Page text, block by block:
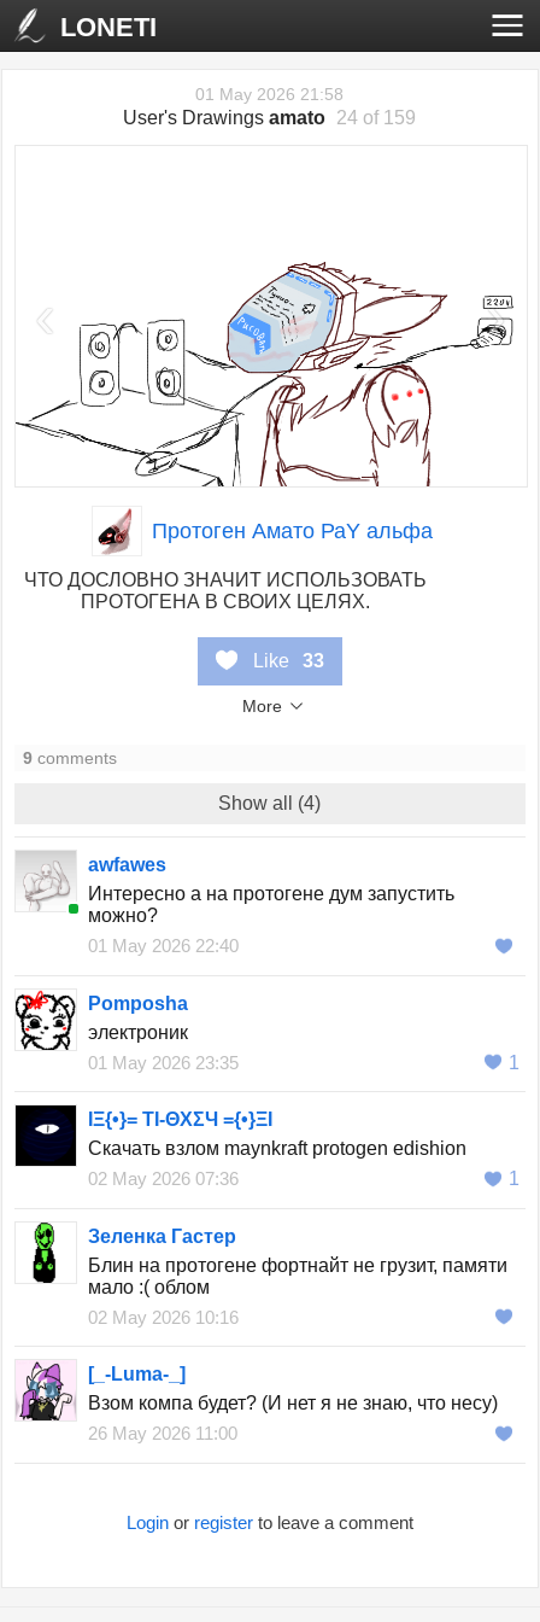
LONETI
01 May 2026 21:58
User's Drawingsamato 24 of 159
‹ ›
Протоген Амато РаY альфа
ЧТО ДОСЛОВНО ЗНАЧИТ ИСПОЛЬЗОВАТЬ
ПРОТОГЕНА В СВОИХ ЦЕЛЯХ.
Like 33
More
9 comments
Show all (4)
awfawes
Интересно а на протогене дум запустить
можно?
01 May 2026 22:40
Pomposha
электроник
01 May 2026 23:35
1
ΙΞ{•}= ΤΙ-ΘΧΣЧ ={•}ΞΙ
Скачать взлом maynkraft protogen edishion
02 May 2026 07:36
1
Зеленка Гастер
Блин на протогене фортнайт не грузит, памяти
мало :( облом
02 May 2026 10:16
[_-Luma-_]
Взом компа будет? (И нет я не знаю, что несу)
26 May 2026 11:00
Loginor registerto leave a comment